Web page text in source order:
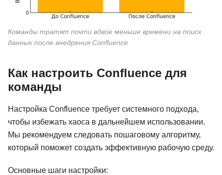
Команды тратят почти вдвое меньше времени на поиск
данных после внедрения Confluence
Как настроить Confluence для
команды
Настройка Confluence требует системного подхода,
чтобы избежать хаоса в дальнейшем использовании.
Мы рекомендуем следовать пошаговому алгоритму,
который поможет создать эффективную рабочую среду.
Основные шаги настройки: